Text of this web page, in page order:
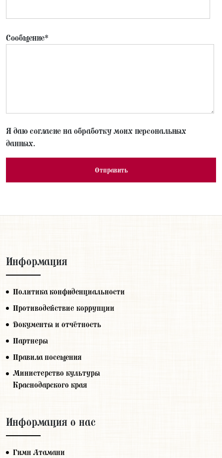
Сообщение*
Я даю согласие на обработку моих персональных
данных.
Информация
Политика конфиденциальности
Противодействие коррупции
Документы и отчётность
Партнеры
Правила посещения
Министерство культуры
Краснодарского края
Информация о нас
Гимн Атамани